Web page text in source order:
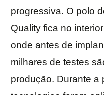
progressiva. O polo
Quality fica no
onde antes de
milhares de testes
produção. Durante a